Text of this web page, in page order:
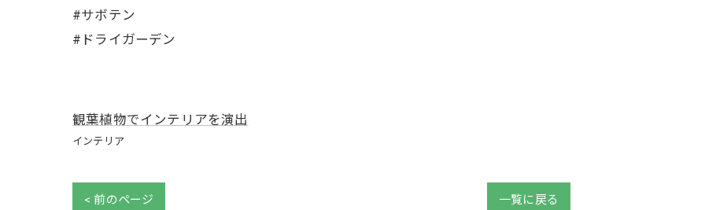
#サボテン
#ドライガーデン
観葉植物でインテリアを演出
インテリア
< 前のページ 一覧に戻る